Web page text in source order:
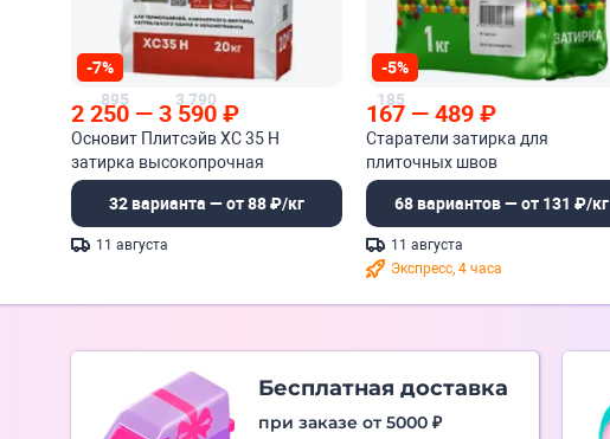
-7%
895
2 250 — 3 790
3 590₽
Основит Плитсэйв XC 35 H
затирка высокопрочная
32 варианта — от 88 ₽/кг
11 августа
-5%
185
167 —489₽
Старатели затирка для
плиточных швов
68 вариантов — от 131 ₽/кг
11 августа
Экспресс, 4 часа
Бесплатная доставка
при заказе от 5000 ₽